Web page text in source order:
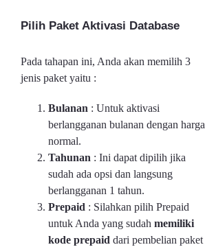
Pilih Paket Aktivasi Database
Pada tahapan ini, Anda akan memilih 3
jenis paket yaitu :
Bulanan : Untuk aktivasi
berlangganan bulanan dengan harga
normal.
Tahunan : Ini dapat dipilih jika
sudah ada opsi dan langsung
berlangganan 1 tahun.
Prepaid : Silahkan pilih Prepaid
untuk Anda yang sudah memiliki
kode prepaid dari pembelian paket